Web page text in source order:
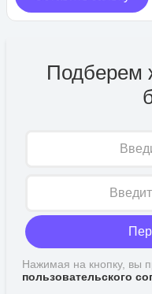
Подберем
Нажимая на кнопку, вы
пользовательского